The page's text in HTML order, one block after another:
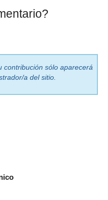
contribución sólo aparecerá
a del sitio.